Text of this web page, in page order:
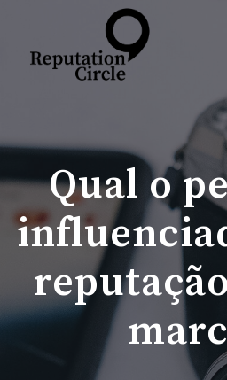
Qual o